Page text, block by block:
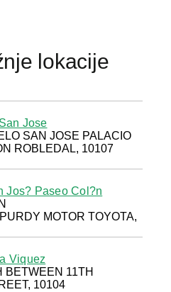
lokacije
Jose
SAN JOSE PALACIO
ROBLEDAL, 10107
Jos? Paseo Col?n
MOTOR TOYOTA,
Viquez
BETWEEN 11TH
10104